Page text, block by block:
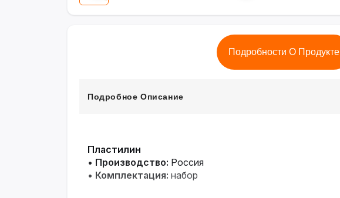
Подробности О Продукте
Подробное Описание
Пластилин
• Производство: Россия
• Комплектация: набор